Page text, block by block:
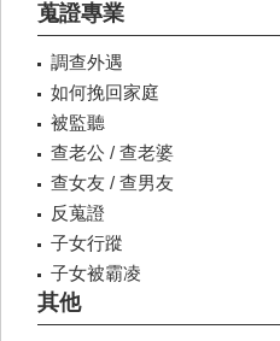
蒐證專業
調查外遇
如何挽回家庭
被監聽
查老公 / 查老婆
查女友 / 查男友
反蒐證
子女行蹤
子女被霸凌
其他